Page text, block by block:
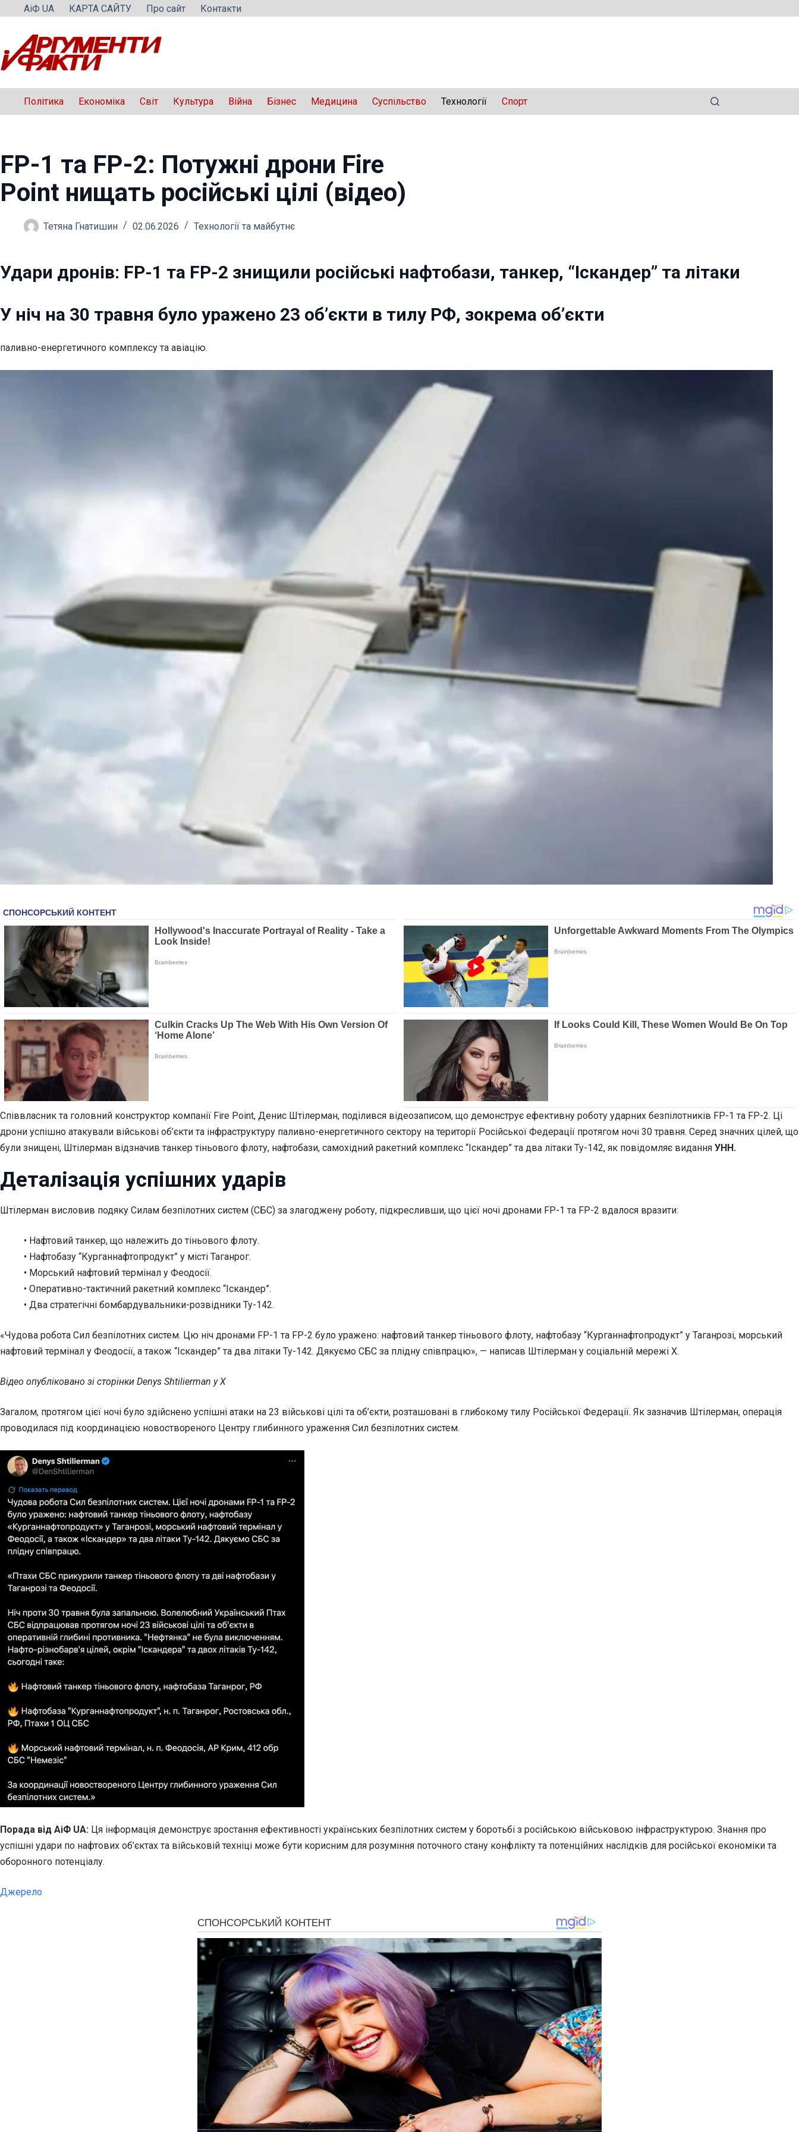
Перейти
вмісту
АіФ UA КАРТА САЙТУ Про сайт Контакти
Політика Економіка Світ Культура Війна Бізнес Медицина Суспільство Технології Спорт
FP-1 та FP-2: Потужні дрони Fire
Point нищать російські цілі (відео)
Тетяна Гнатишин 02.06.2026 Технології та майбутнє
Удари дронів: FP-1 та FP-2 знищили російські нафтобази, танкер, “Іскандер” та літаки
У ніч на 30 травня було уражено 23 об’єкти в тилу РФ, зокрема об’єкти
паливно-енергетичного комплексу та авіацію.
Співвласник та головний конструктор компанії Fire Point, Денис Штілерман, поділився відеозаписом, що демонструє ефективну роботу ударних безпілотників FP-1 та FP-2. Ці
дрони успішно атакували військові об’єкти та інфраструктуру паливно-енергетичного сектору на території Російської Федерації протягом ночі 30 травня. Серед значних цілей, що
були знищені, Штілерман відзначив танкер тіньового флоту, нафтобази, самохідний ракетний комплекс “Іскандер” та два літаки Ту-142, як повідомляє видання УНН.
Деталізація успішних ударів
Штілерман висловив подяку Силам безпілотних систем (СБС) за злагоджену роботу, підкресливши, що цієї ночі дронами FP-1 та FP-2 вдалося вразити:
• Нафтовий танкер, що належить до тіньового флоту.
• Нафтобазу “Курганнафтопродукт” у місті Таганрог.
• Морський нафтовий термінал у Феодосії.
• Оперативно-тактичний ракетний комплекс “Іскандер”.
• Два стратегічні бомбардувальники-розвідники Ту-142.
«Чудова робота Сил безпілотних систем. Цю ніч дронами FP-1 та FP-2 було уражено: нафтовий танкер тіньового флоту, нафтобазу “Курганнафтопродукт” у Таганрозі, морський
нафтовий термінал у Феодосії, а також “Іскандер” та два літаки Ту-142. Дякуємо СБС за плідну співпрацю», — написав Штілерман у соціальній мережі X.
Відео опубліковано зі сторінки Denys Shtilierman у X
Загалом, протягом цієї ночі було здійснено успішні атаки на 23 військові цілі та об’єкти, розташовані в глибокому тилу Російської Федерації. Як зазначив Штілерман, операція
проводилася під координацією новоствореного Центру глибинного ураження Сил безпілотних систем.
Порада від АіФ UA: Ця інформація демонструє зростання ефективності українських безпілотних систем у боротьбі з російською військовою інфраструктурою. Знання про
успішні удари по нафтових об’єктах та військовій техніці може бути корисним для розуміння поточного стану конфлікту та потенційних наслідків для російської економіки та
оборонного потенціалу.
Джерело